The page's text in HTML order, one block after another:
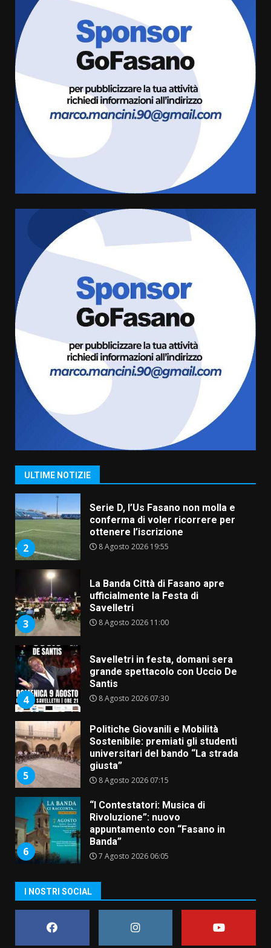
ULTIME NOTIZIE
La Banda Città di Fasano apre
ufficialmente la Festa di
8 Agosto 2026 11:00
Savelletri in festa, domani sera
grande spettacolo con Uccio De
Santis
Sostenibile: premiati gli studenti
universitari del bando “La strada
giusta”
8 Agosto 2026 07:15
“I Contestatori: Musica di
Rivoluzione”: nuovo
appuntamento con “Fasano in
Banda”
7 Agosto 2026 06:05
US Fasano, Scianaro: “Profonda
amarezza per esclusione dal
campionato di calcio”
7 Agosto 2026 06:00
1
Grande successo per la “Sagra
del Pesce Spada” a Savelletri
9 Agosto 2026 07:32
2
Serie D, l’Us Fasano non molla e
conferma di voler ricorrere per
ottenere l’iscrizione
8 Agosto 2026 19:55
3
La Banda Città di Fasano apre
ufficialmente la Festa di
Savelletri
8 Agosto 2026 11:00
4
Savelletri in festa, domani sera
grande spettacolo con Uccio De
Santis
8 Agosto 2026 07:30
5
Politiche Giovanili e Mobilità
Sostenibile: premiati gli studenti
universitari del bando “La strada
giusta”
8 Agosto 2026 07:15
6
“I Contestatori: Musica di
Rivoluzione”: nuovo
appuntamento con “Fasano in
Banda”
7 Agosto 2026 06:05
amarezza per esclusione dal
campionato di calcio”
7 Agosto 2026 06:00
I NOSTRI SOCIAL